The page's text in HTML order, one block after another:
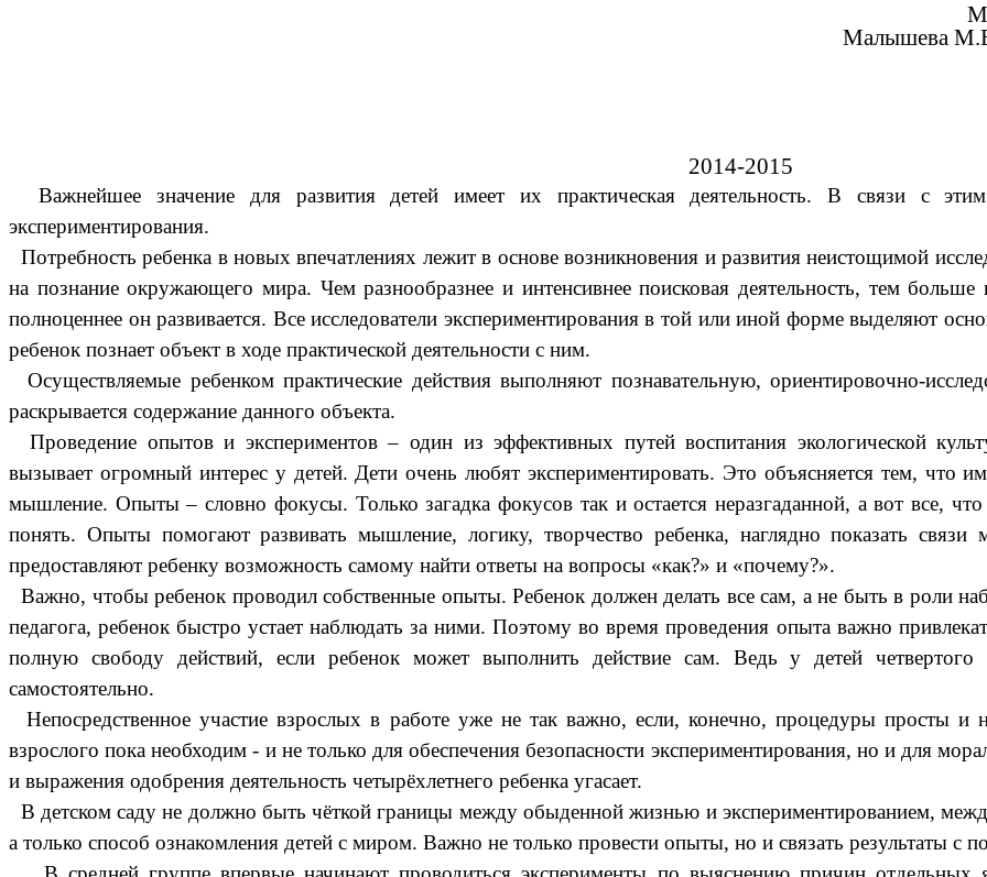
Малышева
2014-2015
Важнейшее значение для развития детей имеет их практическая деятельность. В связи с этим
экспериментирования.
Потребность ребенка в новых впечатлениях лежит в основе возникновения и развития неистощимой
на познание окружающего мира. Чем разнообразнее и интенсивнее поисковая деятельность, тем
полноценнее он развивается. Все исследователи экспериментирования в той или иной форме выделяют
ребенок познает объект в ходе практической деятельности с ним.
Осуществляемые ребенком практические действия выполняют познавательную, ориентировочно-
раскрывается содержание данного объекта.
Проведение опытов и экспериментов – один из эффективных путей воспитания экологической
вызывает огромный интерес у детей. Дети очень любят экспериментировать. Это объясняется тем, что
мышление. Опыты – словно фокусы. Только загадка фокусов так и остается неразгаданной, а вот все,
понять. Опыты помогают развивать мышление, логику, творчество ребенка, наглядно показать
предоставляют ребенку возможность самому найти ответы на вопросы «как?» и «почему?».
Важно, чтобы ребенок проводил собственные опыты. Ребенок должен делать все сам, а не быть в роли
педагога, ребенок быстро устает наблюдать за ними. Поэтому во время проведения опыта важно
полную свободу действий, если ребенок может выполнить действие сам. Ведь у детей
самостоятельно.
Непосредственное участие взрослых в работе уже не так важно, если, конечно, процедуры просты
взрослого пока необходим - и не только для обеспечения безопасности экспериментирования, но и для
и выражения одобрения деятельность четырёхлетнего ребенка угасает.
В детском саду не должно быть чёткой границы между обыденной жизнью и экспериментированием,
а только способ ознакомления детей с миром. Важно не только провести опыты, но и связать результаты